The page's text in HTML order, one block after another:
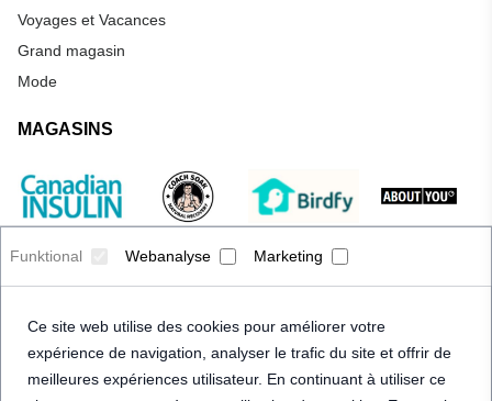
Funktional Webanalyse Marketing
Ce site web utilise des cookies pour améliorer votre
expérience de navigation, analyser le trafic du site et offrir de
meilleures expériences utilisateur. En continuant à utiliser ce
Voyages et Vacances
Grand magasin
Mode
MAGASINS